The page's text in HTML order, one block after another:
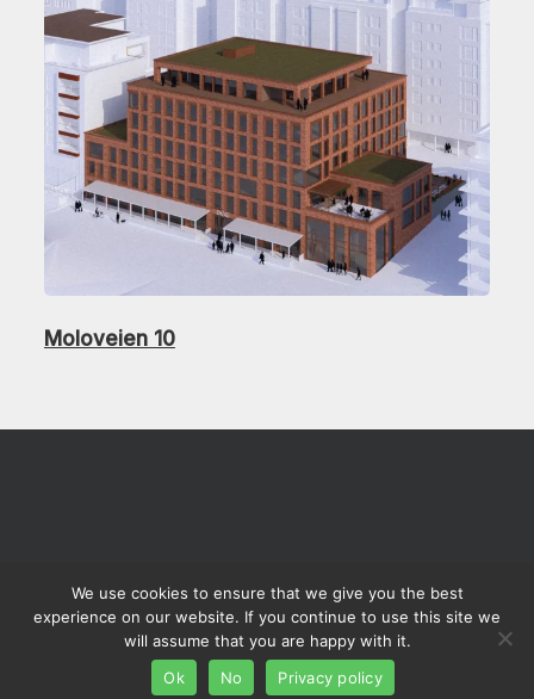
Moloveien 10
© HENT ASPersonvern
We use cookies to ensure that we give you the best
experience on our website. If you continue to use this site we
will assume that you are happy with it.
Ok
No Privacy policy